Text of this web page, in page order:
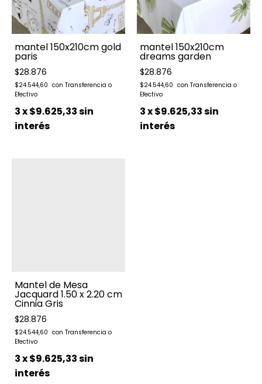
mantel 150x210cm gold
paris
$28.876
$24.544,60
3x$9.625,33sin
interés
mantel 150x210cm
dreams garden
$28.876
$24.544,60
3x$9.625,33sin
interés
Mantel de Mesa
Jacquard 1.50 x 2.20 cm
Cinnia Gris
$28.876
$24.544,60
3x$9.625,33sin
interés